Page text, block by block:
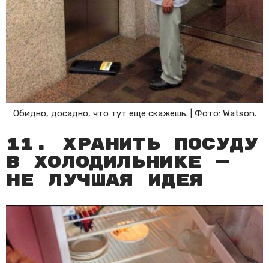
Обидно, досадно, что тут еще скажешь. | Фото: Watson.
11. Хранить посуду
в холодильнике —
не лучшая идея